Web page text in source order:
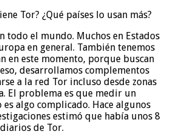
Tor? ¿Qué países lo usan más?
todo el mundo. Muchos en Estados
en general. También tenemos
en este momento, porque buscan
desarrollamos complementos
a la red Tor incluso desde zonas
El problema es que medir un
algo complicado. Hace algunos
estimó que había unos 8
de Tor.